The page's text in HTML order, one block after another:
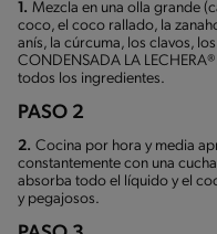
1. Mezcla en una olla grande
coco, el coco rallado, la
anís, la cúrcuma, los clavos,
CONDENSADA LA
todos los ingredientes.
PASO 2
2. Cocina por hora y media
constantemente con una
absorba todo el líquido y el
y pegajosos.